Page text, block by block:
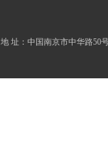
地 址：中国南京市中华路50